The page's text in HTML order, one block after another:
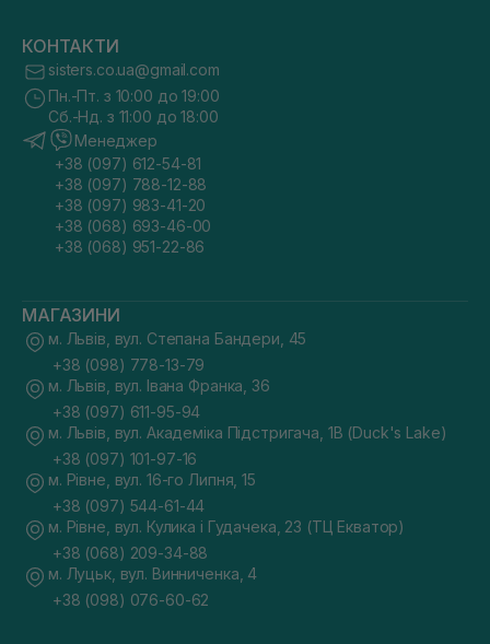
КОНТАКТИ
sisters.co.ua@gmail.com
Пн.-Пт. з 10:00 до 19:00
Сб.-Нд. з 11:00 до 18:00
Менеджер
+38 (097) 612-54-81
+38 (097) 788-12-88
+38 (097) 983-41-20
+38 (068) 693-46-00
+38 (068) 951-22-86
МАГАЗИНИ
м. Львів, вул. Степана Бандери, 45
+38 (098) 778-13-79
м. Львів, вул. Івана Франка, 36
+38 (097) 611-95-94
м. Львів, вул. Академіка Підстригача, 1В (Duck's Lake)
+38 (097) 101-97-16
м. Рівне, вул. 16-го Липня, 15
+38 (097) 544-61-44
м. Рівне, вул. Кулика і Гудачека, 23 (ТЦ Екватор)
+38 (068) 209-34-88
м. Луцьк, вул. Винниченка, 4
+38 (098) 076-60-62